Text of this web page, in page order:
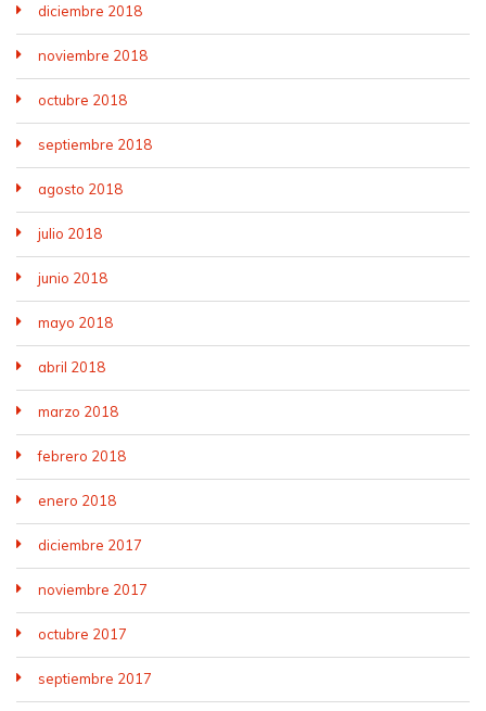
diciembre 2018
noviembre 2018
octubre 2018
septiembre 2018
agosto 2018
julio 2018
junio 2018
mayo 2018
abril 2018
marzo 2018
febrero 2018
enero 2018
diciembre 2017
noviembre 2017
octubre 2017
septiembre 2017